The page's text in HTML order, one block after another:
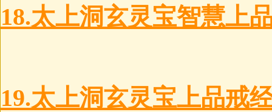
18.太上洞玄灵宝智慧上
19.太上洞玄灵宝上品戒